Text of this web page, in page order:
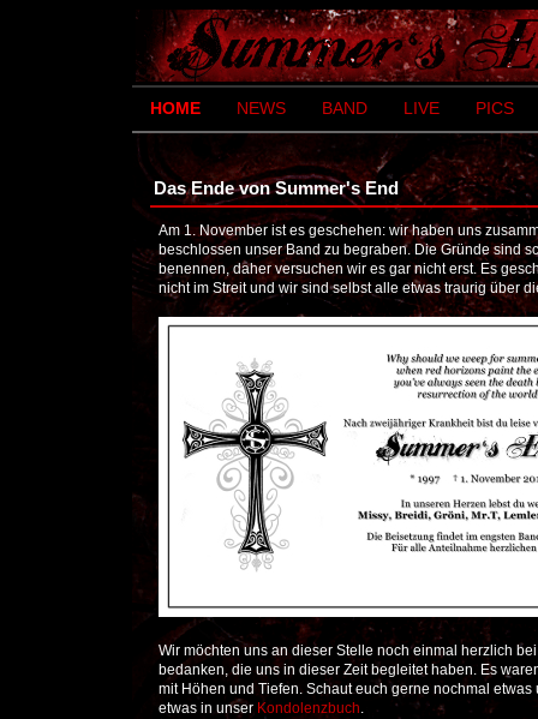
HOME NEWS BAND LIVE PICS
Das Ende von Summer's End
Am 1. November ist es geschehen: wir haben uns
beschlossen unser Band zu begraben. Die Gründe sind
benennen, daher versuchen wir es gar nicht erst. Es
nicht im Streit und wir sind selbst alle etwas traurig über
Wir möchten uns an dieser Stelle noch einmal herzlich
bedanken, die uns in dieser Zeit begleitet haben. Es
mit Höhen und Tiefen. Schaut euch gerne nochmal etwas
etwas in unser Kondolenzbuch.